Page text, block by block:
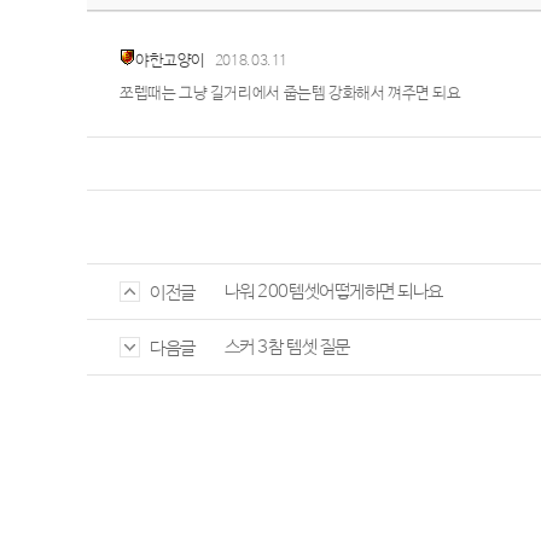
야한고양이 2018.03.11
쪼렙때는 그냥 길거리에서 줍는템 강화해서 껴주면 되요
이전글 나워 200템셋어떻게하면 되나요
다음글 스커 3참 템셋 질문